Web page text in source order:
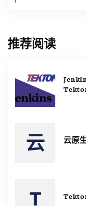
推荐阅读
云原